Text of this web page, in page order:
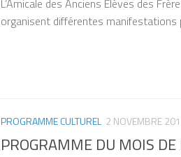
organisent différentes manifestations
PROGRAMME CULTUREL 2 NOVEMBRE
PROGRAMME DU MOIS